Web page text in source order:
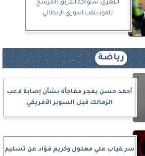
أليغري: سنواجه الفريق المرشح
للفوز بلقب الدوري الإيطالي
رياضة
أحمد حسن يفجر مفاجأة بشأن إصابة لاعب
الزمالك قبل السوبر الأفريقي
سر غياب علي معلول وكريم فؤاد عن تسليم